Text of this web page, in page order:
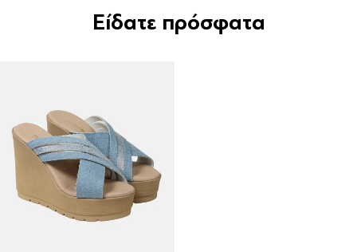
Είδατε πρόσφατα